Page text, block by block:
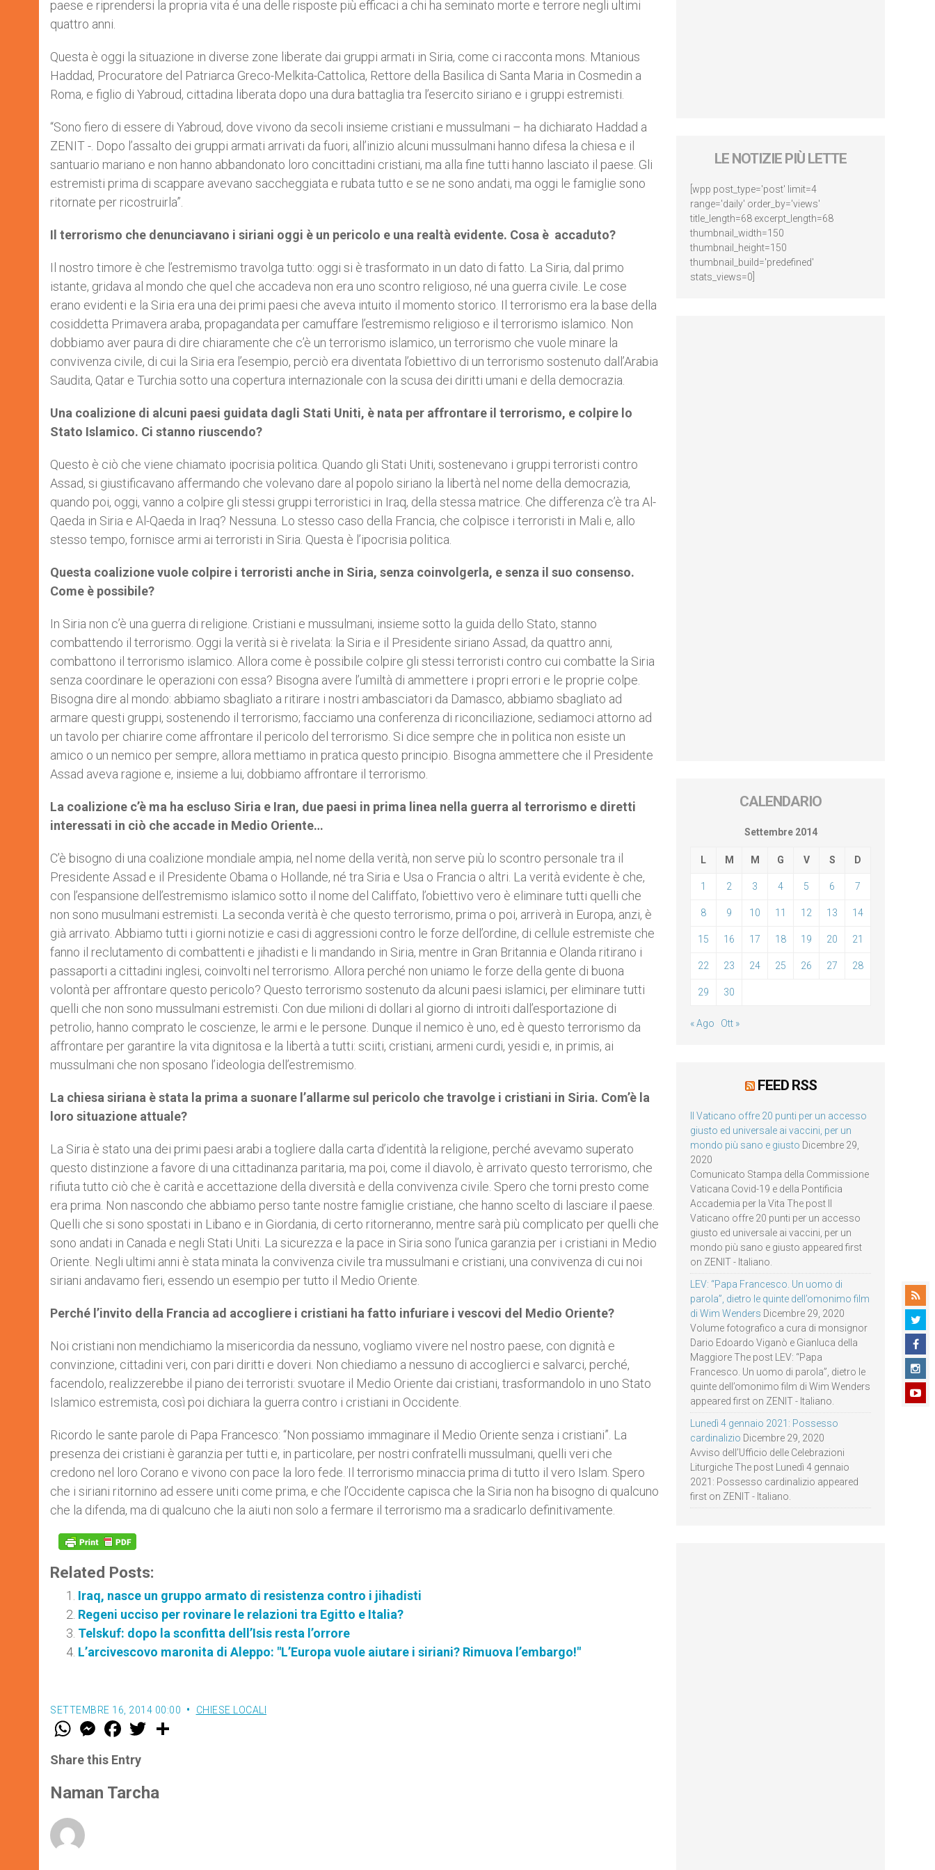
r
paese e riprendersi la propria vita é una delle risposte più efficaci a chi ha seminato morte e terrore negli ultimi
quattro anni.
Questa è oggi la situazione in diverse zone liberate dai gruppi armati in Siria, come ci racconta mons. Mtanious
Haddad, Procuratore del Patriarca Greco-Melkita-Cattolica, Rettore della Basilica di Santa Maria in Cosmedin a
Roma, e figlio di Yabroud, cittadina liberata dopo una dura battaglia tra l’esercito siriano e i gruppi estremisti.
“Sono fiero di essere di Yabroud, dove vivono da secoli insieme cristiani e mussulmani – ha dichiarato Haddad a
ZENIT -. Dopo l’assalto dei gruppi armati arrivati da fuori, all’inizio alcuni mussulmani hanno difesa la chiesa e il
santuario mariano e non hanno abbandonato loro concittadini cristiani, ma alla fine tutti hanno lasciato il paese. Gli
estremisti prima di scappare avevano saccheggiata e rubata tutto e se ne sono andati, ma oggi le famiglie sono
ritornate per ricostruirla”.
Il terrorismo che denunciavano i siriani oggi è un pericolo e una realtà evidente. Cosa è accaduto?
Il nostro timore è che l’estremismo travolga tutto: oggi si è trasformato in un dato di fatto. La Siria, dal primo
istante, gridava al mondo che quel che accadeva non era uno scontro religioso, né una guerra civile. Le cose
erano evidenti e la Siria era una dei primi paesi che aveva intuito il momento storico. Il terrorismo era la base della
cosiddetta Primavera araba, propagandata per camuffare l’estremismo religioso e il terrorismo islamico. Non
dobbiamo aver paura di dire chiaramente che c’è un terrorismo islamico, un terrorismo che vuole minare la
convivenza civile, di cui la Siria era l’esempio, perciò era diventata l’obiettivo di un terrorismo sostenuto dall’Arabia
Saudita, Qatar e Turchia sotto una copertura internazionale con la scusa dei diritti umani e della democrazia.
Una coalizione di alcuni paesi guidata dagli Stati Uniti, è nata per affrontare il terrorismo, e colpire lo
Stato Islamico. Ci stanno riuscendo?
Questo è ciò che viene chiamato ipocrisia politica. Quando gli Stati Uniti, sostenevano i gruppi terroristi contro
Assad, si giustificavano affermando che volevano dare al popolo siriano la libertà nel nome della democrazia,
quando poi, oggi, vanno a colpire gli stessi gruppi terroristici in Iraq, della stessa matrice. Che differenza c’è tra Al-
Qaeda in Siria e Al-Qaeda in Iraq? Nessuna. Lo stesso caso della Francia, che colpisce i terroristi in Mali e, allo
stesso tempo, fornisce armi ai terroristi in Siria. Questa è l’ipocrisia politica.
Questa coalizione vuole colpire i terroristi anche in Siria, senza coinvolgerla, e senza il suo consenso.
Come è possibile?
In Siria non c’è una guerra di religione. Cristiani e mussulmani, insieme sotto la guida dello Stato, stanno
combattendo il terrorismo. Oggi la verità si è rivelata: la Siria e il Presidente siriano Assad, da quattro anni,
combattono il terrorismo islamico. Allora come è possibile colpire gli stessi terroristi contro cui combatte la Siria
senza coordinare le operazioni con essa? Bisogna avere l’umiltà di ammettere i propri errori e le proprie colpe.
Bisogna dire al mondo: abbiamo sbagliato a ritirare i nostri ambasciatori da Damasco, abbiamo sbagliato ad
armare questi gruppi, sostenendo il terrorismo; facciamo una conferenza di riconciliazione, sediamoci attorno ad
un tavolo per chiarire come affrontare il pericolo del terrorismo. Si dice sempre che in politica non esiste un
amico o un nemico per sempre, allora mettiamo in pratica questo principio. Bisogna ammettere che il Presidente
Assad aveva ragione e, insieme a lui, dobbiamo affrontare il terrorismo.
La coalizione c’è ma ha escluso Siria e Iran, due paesi in prima linea nella guerra al terrorismo e diretti
interessati in ciò che accade in Medio Oriente…
C’è bisogno di una coalizione mondiale ampia, nel nome della verità, non serve più lo scontro personale tra il
Presidente Assad e il Presidente Obama o Hollande, né tra Siria e Usa o Francia o altri. La verità evidente è che,
con l’espansione dell’estremismo islamico sotto il nome del Califfato, l’obiettivo vero è eliminare tutti quelli che
non sono musulmani estremisti. La seconda verità è che questo terrorismo, prima o poi, arriverà in Europa, anzi, è
già arrivato. Abbiamo tutti i giorni notizie e casi di aggressioni contro le forze dell’ordine, di cellule estremiste che
fanno il reclutamento di combattenti e jihadisti e li mandando in Siria, mentre in Gran Britannia e Olanda ritirano i
passaporti a cittadini inglesi, coinvolti nel terrorismo. Allora perché non uniamo le forze della gente di buona
volontà per affrontare questo pericolo? Questo terrorismo sostenuto da alcuni paesi islamici, per eliminare tutti
quelli che non sono mussulmani estremisti. Con due milioni di dollari al giorno di introiti dall’esportazione di
petrolio, hanno comprato le coscienze, le armi e le persone. Dunque il nemico è uno, ed è questo terrorismo da
affrontare per garantire la vita dignitosa e la libertà a tutti: sciiti, cristiani, armeni curdi, yesidi e, in primis, ai
mussulmani che non sposano l’ideologia dell’estremismo.
La chiesa siriana è stata la prima a suonare l’allarme sul pericolo che travolge i cristiani in Siria. Com’è la
loro situazione attuale?
La Siria è stato una dei primi paesi arabi a togliere dalla carta d’identità la religione, perché avevamo superato
questo distinzione a favore di una cittadinanza paritaria, ma poi, come il diavolo, è arrivato questo terrorismo, che
rifiuta tutto ciò che è carità e accettazione della diversità e della convivenza civile. Spero che torni presto come
era prima. Non nascondo che abbiamo perso tante nostre famiglie cristiane, che hanno scelto di lasciare il paese.
Quelli che si sono spostati in Libano e in Giordania, di certo ritorneranno, mentre sarà più complicato per quelli che
sono andati in Canada e negli Stati Uniti. La sicurezza e la pace in Siria sono l’unica garanzia per i cristiani in Medio
Oriente. Negli ultimi anni è stata minata la convivenza civile tra mussulmani e cristiani, una convivenza di cui noi
siriani andavamo fieri, essendo un esempio per tutto il Medio Oriente.
Perché l’invito della Francia ad accogliere i cristiani ha fatto infuriare i vescovi del Medio Oriente?
Noi cristiani non mendichiamo la misericordia da nessuno, vogliamo vivere nel nostro paese, con dignità e
convinzione, cittadini veri, con pari diritti e doveri. Non chiediamo a nessuno di accoglierci e salvarci, perché,
facendolo, realizzerebbe il piano dei terroristi: svuotare il Medio Oriente dai cristiani, trasformandolo in uno Stato
Islamico estremista, così poi dichiara la guerra contro i cristiani in Occidente.
Ricordo le sante parole di Papa Francesco: “Non possiamo immaginare il Medio Oriente senza i cristiani”. La
presenza dei cristiani è garanzia per tutti e, in particolare, per nostri confratelli mussulmani, quelli veri che
credono nel loro Corano e vivono con pace la loro fede. Il terrorismo minaccia prima di tutto il vero Islam. Spero
che i siriani ritornino ad essere uniti come prima, e che l’Occidente capisca che la Siria non ha bisogno di qualcuno
che la difenda, ma di qualcuno che la aiuti non solo a fermare il terrorismo ma a sradicarlo definitivamente.
Related Posts:
Iraq, nasce un gruppo armato di resistenza contro i jihadisti
Regeni ucciso per rovinare le relazioni tra Egitto e Italia?
Telskuf: dopo la sconfitta dell’Isis resta l’orrore
L’arcivescovo maronita di Aleppo: "L’Europa vuole aiutare i siriani? Rimuova l’embargo!"
SETTEMBRE 16, 2014 00:00 CHIESE LOCALI
W
t
s
p
p
M
e
s
e
g
e
F
a
e
b
o
k
w
r
Share this Entry
Naman Tarcha
LE NOTIZIE PIÙ LETTE
[wpp post_type='post' limit=4
range='daily' order_by='views'
title_length=68 excerpt_length=68
thumbnail_width=150
thumbnail_height=150
thumbnail_build='predefined'
stats_views=0]
CALENDARIO
Settembre 2014
L M M G V S D
1 2 3 4 5 6 7
8 9 10 11 12 13 14
15 16 17 18 19 20 21
22 23 24 25 26 27 28
29 30
« Ago Ott »
FEED RSS
Il Vaticano offre 20 punti per un accesso
giusto ed universale ai vaccini, per un
mondo più sano e giusto Dicembre 29,
2020
Comunicato Stampa della Commissione
Vaticana Covid-19 e della Pontificia
Accademia per la Vita The post Il
Vaticano offre 20 punti per un accesso
giusto ed universale ai vaccini, per un
mondo più sano e giusto appeared first
on ZENIT - Italiano.
LEV: “Papa Francesco. Un uomo di
parola”, dietro le quinte dell’omonimo film
di Wim Wenders Dicembre 29, 2020
Volume fotografico a cura di monsignor
Dario Edoardo Viganò e Gianluca della
Maggiore The post LEV: “Papa
Francesco. Un uomo di parola”, dietro le
quinte dell’omonimo film di Wim Wenders
appeared first on ZENIT - Italiano.
Lunedì 4 gennaio 2021: Possesso
cardinalizio Dicembre 29, 2020
Avviso dell’Ufficio delle Celebrazioni
Liturgiche The post Lunedì 4 gennaio
2021: Possesso cardinalizio appeared
first on ZENIT - Italiano.